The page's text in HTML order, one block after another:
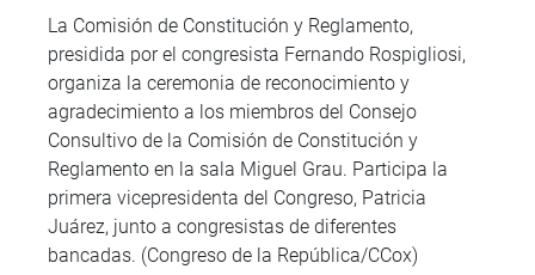
La Comisión de Constitución y Reglamento,
presidida por el congresista Fernando Rospigliosi,
organiza la ceremonia de reconocimiento y
agradecimiento a los miembros del Consejo
Consultivo de la Comisión de Constitución y
Reglamento en la sala Miguel Grau. Participa la
primera vicepresidenta del Congreso, Patricia
Juárez, junto a congresistas de diferentes
bancadas. (Congreso de la República/CCox)